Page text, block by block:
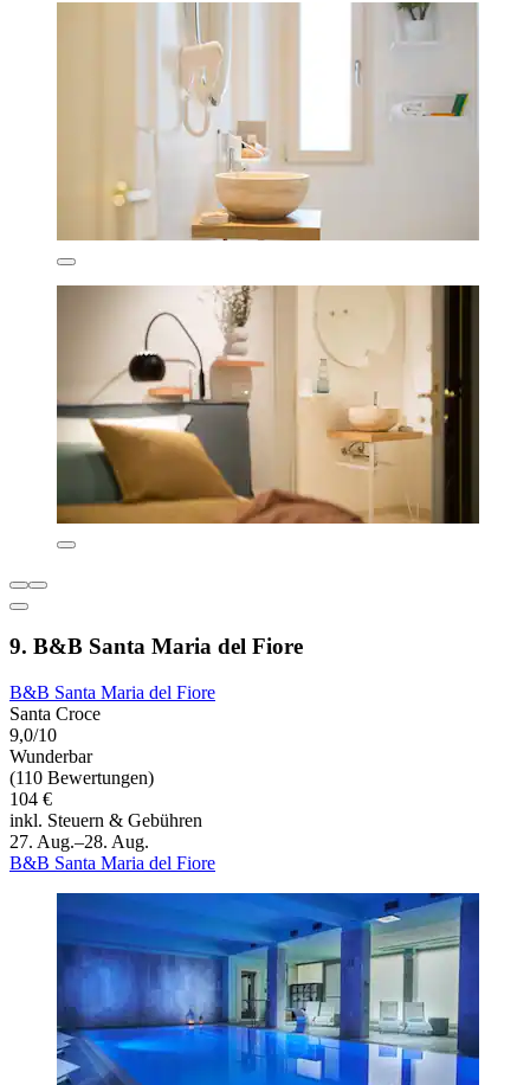
9. B&B Santa Maria del Fiore
B&B Santa Maria del Fiore
Santa Croce
9,0/10
Wunderbar
(110 Bewertungen)
104 €
inkl. Steuern & Gebühren
27. Aug.–28. Aug.
B&B Santa Maria del Fiore